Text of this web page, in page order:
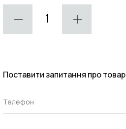
Поставити запитання про товар